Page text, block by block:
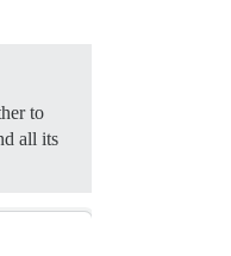
to
all its